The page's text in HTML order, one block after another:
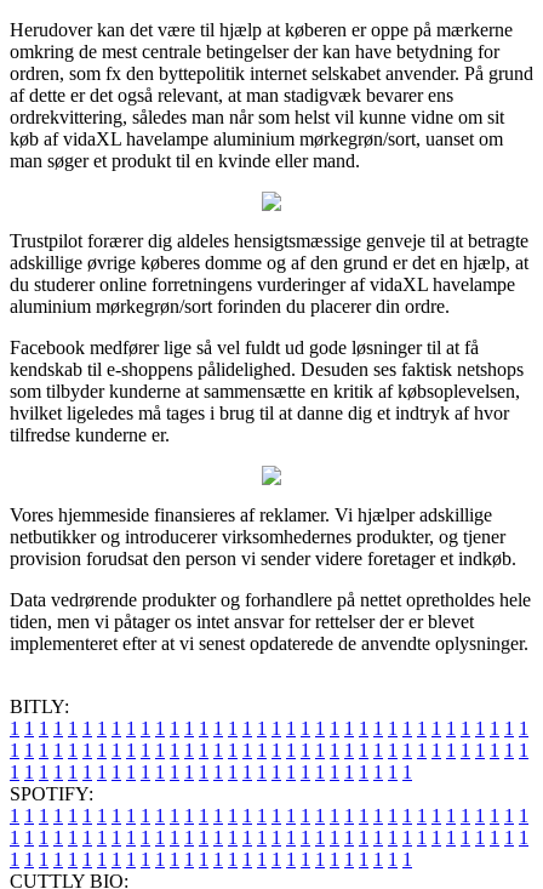
Herudover kan det være til hjælp at køberen er oppe på mærkerne
omkring de mest centrale betingelser der kan have betydning for
ordren, som fx den byttepolitik internet selskabet anvender. På grund
af dette er det også relevant, at man stadigvæk bevarer ens
ordrekvittering, således man når som helst vil kunne vidne om sit
køb af vidaXL havelampe aluminium mørkegrøn/sort, uanset om
man søger et produkt til en kvinde eller mand.
Trustpilot forærer dig aldeles hensigtsmæssige genveje til at betragte
adskillige øvrige køberes domme og af den grund er det en hjælp, at
du studerer online forretningens vurderinger af vidaXL havelampe
aluminium mørkegrøn/sort forinden du placerer din ordre.
Facebook medfører lige så vel fuldt ud gode løsninger til at få
kendskab til e-shoppens pålidelighed. Desuden ses faktisk netshops
som tilbyder kunderne at sammensætte en kritik af købsoplevelsen,
hvilket ligeledes må tages i brug til at danne dig et indtryk af hvor
tilfredse kunderne er.
Vores hjemmeside finansieres af reklamer. Vi hjælper adskillige
netbutikker og introducerer virksomhedernes produkter, og tjener
provision forudsat den person vi sender videre foretager et indkøb.
Data vedrørende produkter og forhandlere på nettet opretholdes hele
tiden, men vi påtager os intet ansvar for rettelser der er blevet
implementeret efter at vi senest opdaterede de anvendte oplysninger.
BITLY:
1 1 1 1 1 1 1 1 1 1 1 1 1 1 1 1 1 1 1 1 1 1 1 1 1 1 1 1 1 1 1 1 1 1 1 1
1 1 1 1 1 1 1 1 1 1 1 1 1 1 1 1 1 1 1 1 1 1 1 1 1 1 1 1 1 1 1 1 1 1 1 1
1 1 1 1 1 1 1 1 1 1 1 1 1 1 1 1 1 1 1 1 1 1 1 1 1 1 1 1
SPOTIFY:
1 1 1 1 1 1 1 1 1 1 1 1 1 1 1 1 1 1 1 1 1 1 1 1 1 1 1 1 1 1 1 1 1 1 1 1
1 1 1 1 1 1 1 1 1 1 1 1 1 1 1 1 1 1 1 1 1 1 1 1 1 1 1 1 1 1 1 1 1 1 1 1
1 1 1 1 1 1 1 1 1 1 1 1 1 1 1 1 1 1 1 1 1 1 1 1 1 1 1 1
CUTTLY BIO: